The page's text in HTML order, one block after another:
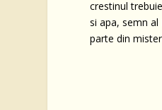
crestinul
si apa, semn
parte din